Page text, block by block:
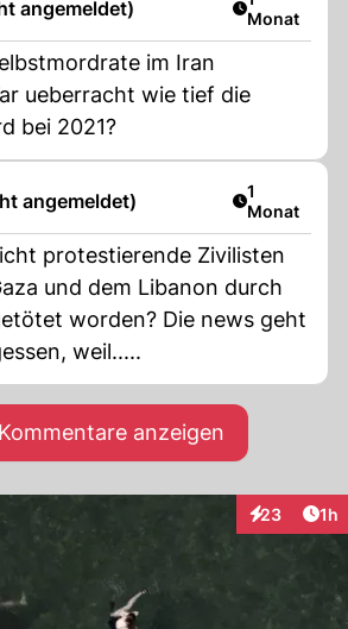
angemeldet)
Monat
im Iran
ueberracht wie tief die
bei 2021?
angemeldet) Artikel
1
Monat
protestierende Zivilisten
und dem Libanon durch
worden? Die news geht
weil.....
anzeigen
23
Interaktionen
1h